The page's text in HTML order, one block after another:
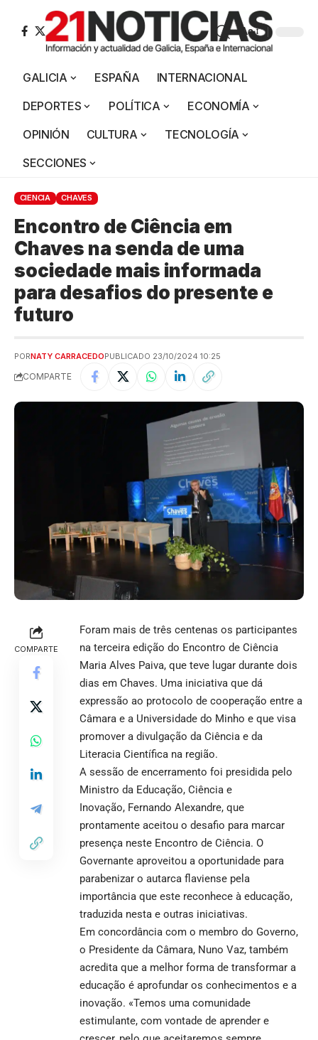
Aa
GALICIA ESPAÑA
INTERNACIONAL
DEPORTES
POLÍTICA
ECONOMÍA
OPINIÓN
CULTURA
TECNOLOGÍA
SECCIONES
CIENCIA CHAVES
Encontro de Ciência em
Chaves na senda de uma
sociedade mais informada
para desafios do presente e
futuro
PORNATY CARRACEDOPUBLICADO 23/10/2024 10:25
COMPARTE
COMPARTE
Foram mais de três centenas os participantes
na terceira edição do Encontro de Ciência
Maria Alves Paiva, que teve lugar durante dois
dias em Chaves. Uma iniciativa que dá
expressão ao protocolo de cooperação entre a
Câmara e a Universidade do Minho e que visa
promover a divulgação da Ciência e da
Literacia Científica na região.
A sessão de encerramento foi presidida pelo
Ministro da Educação, Ciência e
Inovação, Fernando Alexandre, que
prontamente aceitou o desafio para marcar
presença neste Encontro de Ciência. O
Governante aproveitou a oportunidade para
parabenizar o autarca flaviense pela
importância que este reconhece à educação,
traduzida nesta e outras iniciativas.
Em concordância com o membro do Governo,
o Presidente da Câmara, Nuno Vaz, também
acredita que a melhor forma de transformar a
educação é aprofundar os conhecimentos e a
inovação. «Temos uma comunidade
estimulante, com vontade de aprender e